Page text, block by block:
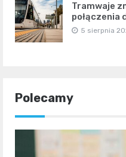
Tramwaje
połączenia
5 sierpnia
Polecamy